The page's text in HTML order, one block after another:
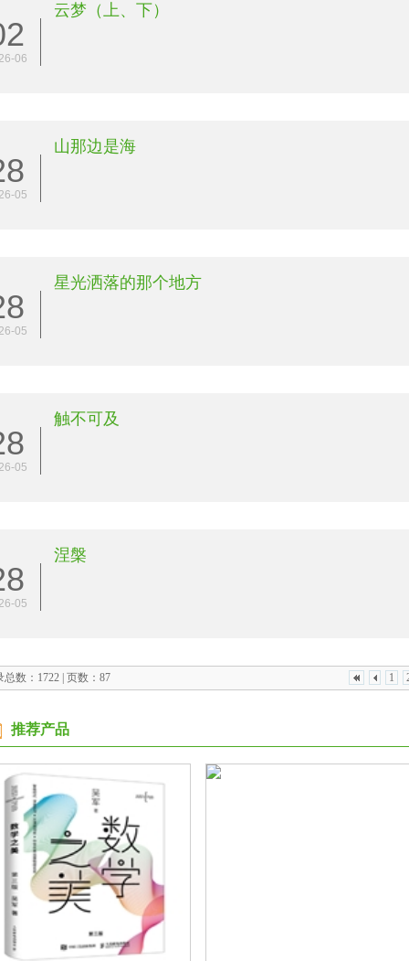
06
云梦（上、下）
05
山那边是海
05
星光洒落的那个地方
05
触不可及
05
涅槃
总数：1722 | 页数：87 1
推荐产品